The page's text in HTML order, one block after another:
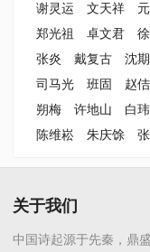
谢灵运
文天祥
郑光祖
卓文君
张炎
戴复古 沈期
司马光
班固 赵佶
朔梅
许地山 白玮
陈维崧
朱庆馀
关于我们
中国诗起源于先秦，鼎